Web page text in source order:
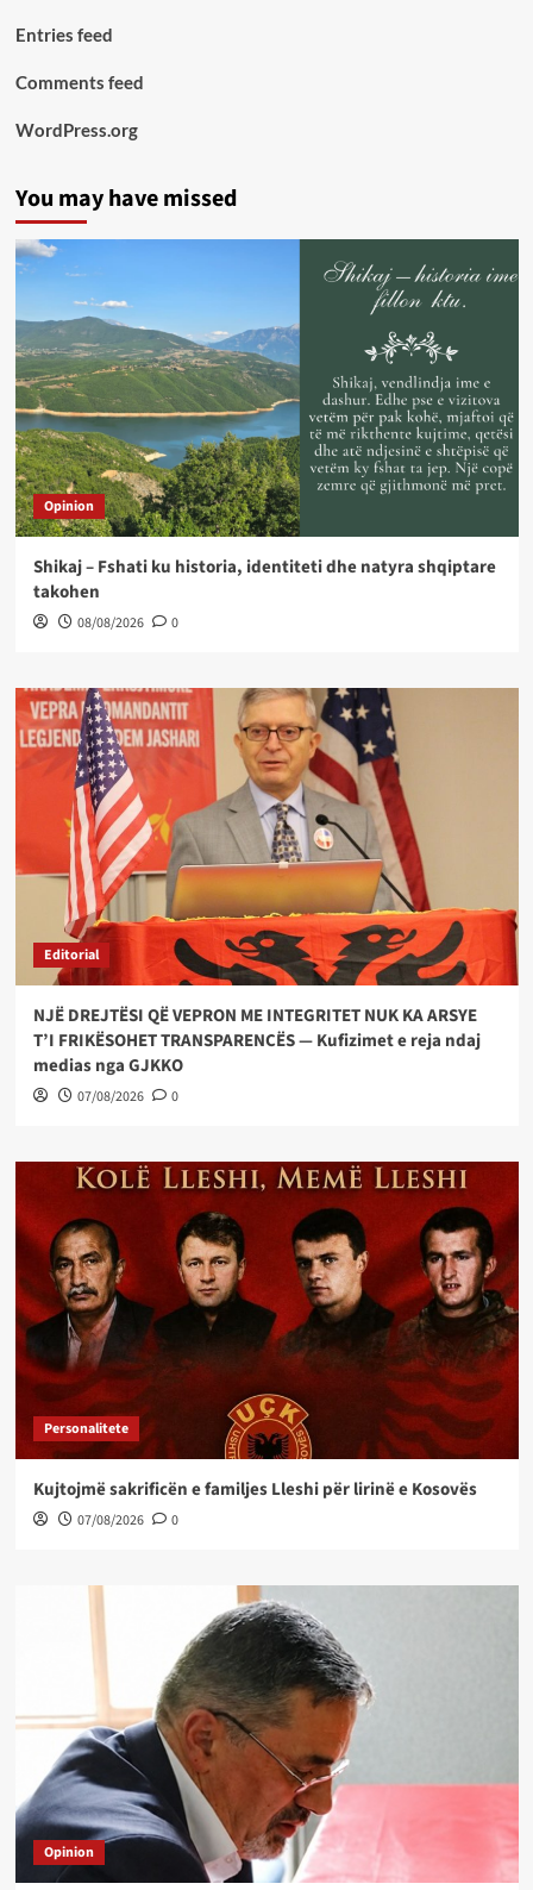
Entries feed
Comments feed
WordPress.org
You may have missed
Opinion
Shikaj – Fshati ku historia, identiteti dhe natyra shqiptare
takohen
08/08/2026 0
Editorial
NJË DREJTËSI QË VEPRON ME INTEGRITET NUK KA ARSYE
T’I FRIKËSOHET TRANSPARENCËS — Kufizimet e reja ndaj
medias nga GJKKO
07/08/2026 0
Personalitete
Kujtojmë sakrificën e familjes Lleshi për lirinë e Kosovës
07/08/2026 0
Opinion